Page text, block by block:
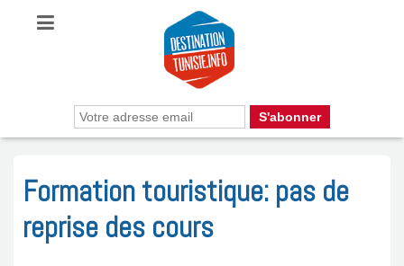
Formation touristique: pas de
reprise des cours